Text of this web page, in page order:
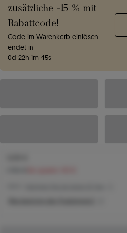
zusätzliche -15 % mit
Rabattcode!
Code im Warenkorb einlösen
endet in
0d 22h 1m 44s